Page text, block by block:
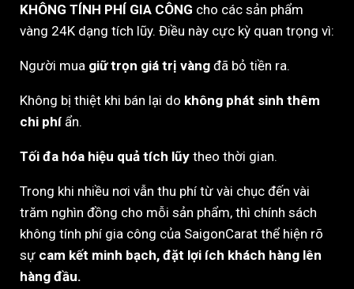
KHÔNG TÍNH PHÍ GIA CÔNG cho các sản phẩm
vàng 24K dạng tích lũy. Điều này cực kỳ quan trọng vì:
Người mua giữ trọn giá trị vàng đã bỏ tiền ra.
Không bị thiệt khi bán lại do không phát sinh thêm
chi phí ẩn.
Tối đa hóa hiệu quả tích lũy theo thời gian.
Trong khi nhiều nơi vẫn thu phí từ vài chục đến vài
trăm nghìn đồng cho mỗi sản phẩm, thì chính sách
không tính phí gia công của SaigonCarat thể hiện rõ
sự cam kết minh bạch, đặt lợi ích khách hàng lên
hàng đầu.